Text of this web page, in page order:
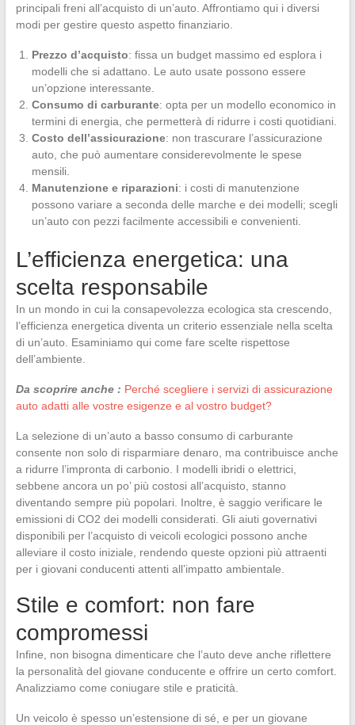
principali freni all’acquisto di un’auto. Affrontiamo qui i diversi
modi per gestire questo aspetto finanziario.
Prezzo d’acquisto: fissa un budget massimo ed esplora i
modelli che si adattano. Le auto usate possono essere
un’opzione interessante.
Consumo di carburante: opta per un modello economico in
termini di energia, che permetterà di ridurre i costi quotidiani.
Costo dell’assicurazione: non trascurare l’assicurazione
auto, che può aumentare considerevolmente le spese
mensili.
Manutenzione e riparazioni: i costi di manutenzione
possono variare a seconda delle marche e dei modelli; scegli
un’auto con pezzi facilmente accessibili e convenienti.
L’efficienza energetica: una
scelta responsabile
In un mondo in cui la consapevolezza ecologica sta crescendo,
l’efficienza energetica diventa un criterio essenziale nella scelta
di un’auto. Esaminiamo qui come fare scelte rispettose
dell’ambiente.
Da scoprire anche : Perché scegliere i servizi di assicurazione
auto adatti alle vostre esigenze e al vostro budget?
La selezione di un’auto a basso consumo di carburante
consente non solo di risparmiare denaro, ma contribuisce anche
a ridurre l’impronta di carbonio. I modelli ibridi o elettrici,
sebbene ancora un po’ più costosi all’acquisto, stanno
diventando sempre più popolari. Inoltre, è saggio verificare le
emissioni di CO2 dei modelli considerati. Gli aiuti governativi
disponibili per l’acquisto di veicoli ecologici possono anche
alleviare il costo iniziale, rendendo queste opzioni più attraenti
per i giovani conducenti attenti all’impatto ambientale.
Stile e comfort: non fare
compromessi
Infine, non bisogna dimenticare che l’auto deve anche riflettere
la personalità del giovane conducente e offrire un certo comfort.
Analizziamo come coniugare stile e praticità.
Un veicolo è spesso un’estensione di sé, e per un giovane